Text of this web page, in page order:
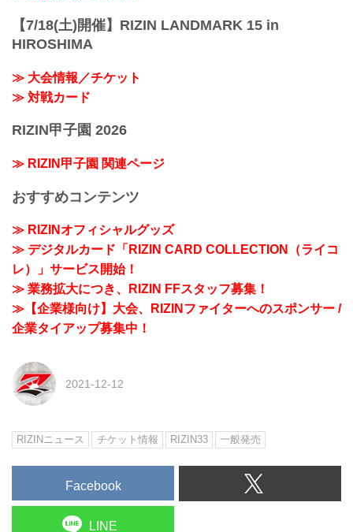
【7/18(土)開催】RIZIN LANDMARK 15 in
HIROSHIMA
≫ 大会情報／チケット
≫ 対戦カード
RIZIN甲子園 2026
≫ RIZIN甲子園 関連ページ
おすすめコンテンツ
≫ RIZINオフィシャルグッズ
≫ デジタルカード「RIZIN CARD COLLECTION（ライコ
レ）」サービス開始！
≫ 業務拡大につき、RIZIN FFスタッフ募集！
≫【企業様向け】大会、RIZINファイターへのスポンサー /
企業タイアップ募集中！
2021-12-12
RIZINニュース チケット情報 RIZIN33 一般発売
Facebook
LINE